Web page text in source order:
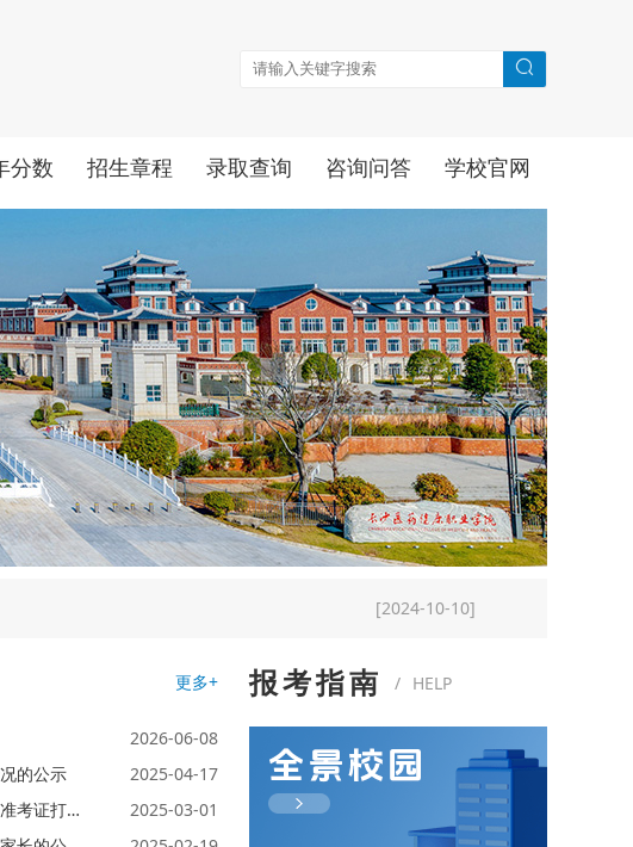
分数 招生章程 录取查询 咨询问答 学校官网
康职业学院2025年单独招生考试录取情况的公示 [2025-03-25]
湖南省2025年高考报名将于2024年10月16日开始！ [2024-10-16]
[2024-10-10]
更多+
2026-06-08
的公示
2025-04-17
长沙医药健康职业学院2025年单招网上确认缴费及准考证打印操作指南
2025-03-01
报考指南 / HELP